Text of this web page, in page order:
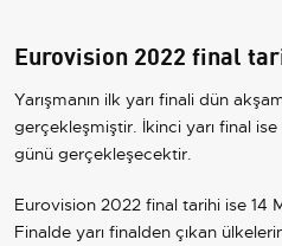
Eurovision 2022 final
Yarışmanın ilk yarı finali dün
gerçekleşmiştir. İkinci yarı final
günü gerçekleşecektir.
Eurovision 2022 final tarihi ise 14
Finalde yarı finalden çıkan